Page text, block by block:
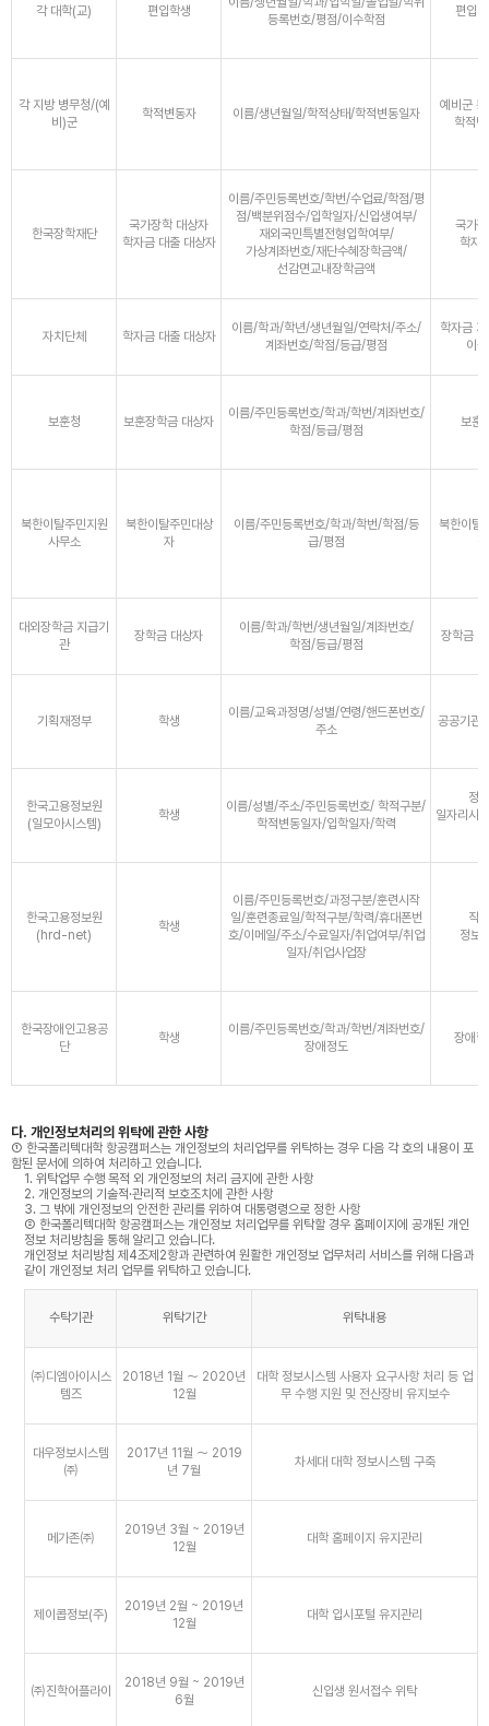
각 대학(교) 편입학생
등록번호/평점/이수학점
편입
각 지방 병무청/(예
비)군
학적변동자 이름/생년월일/학적상태/학적변동일자
예비군
학적
한국장학재단
국가장학 대상자
학자금 대출 대상자
이름/주민등록번호/학번/수업료/학점/평
점/백분위점수/입학일자/신입생여부/
재외국민특별전형입학여부/
가상계좌번호/재단수혜장학금액/
선감면교내장학금액
국가
학자
자치단체 학자금 대출 대상자
이름/학과/학년/생년월일/연락처/주소/
계좌번호/학점/등급/평점
학자금
이
보훈청 보훈장학금 대상자
이름/주민등록번호/학과/학번/계좌번호/
학점/등급/평점
보훈
북한이탈주민지원
사무소
북한이탈주민대상
자
이름/주민등록번호/학과/학번/학점/등
급/평점
북한이탈
대외장학금 지급기
관
장학금 대상자
이름/학과/학번/생년월일/계좌번호/
학점/등급/평점
장학금
기획재정부 학생
이름/교육과정명/성별/연령/핸드폰번호/
주소
공공기관
한국고용정보원
(일모아시스템)
학생
이름/성별/주소/주민등록번호/ 학적구분/
학적변동일자/입학일자/학력
정
일자리사
한국고용정보원
(hrd-net)
학생
이름/주민등록번호/과정구분/훈련시작
일/훈련종료일/학적구분/학력/휴대폰번
호/이메일/주소/수료일자/취업여부/취업
일자/취업사업장
직
정보
한국장애인고용공
단
학생
이름/주민등록번호/학과/학번/계좌번호/
장애정도
장애
다. 개인정보처리의 위탁에 관한 사항
① 한국폴리텍대학 항공캠퍼스는 개인정보의 처리업무를 위탁하는 경우 다음 각 호의 내용이 포
함된 문서에 의하여 처리하고 있습니다.
1. 위탁업무 수행 목적 외 개인정보의 처리 금지에 관한 사항
2. 개인정보의 기술적·관리적 보호조치에 관한 사항
3. 그 밖에 개인정보의 안전한 관리를 위하여 대통령령으로 정한 사항
② 한국폴리텍대학 항공캠퍼스는 개인정보 처리업무를 위탁할 경우 홈페이지에 공개된 개인
정보 처리방침을 통해 알리고 있습니다.
개인정보 처리방침 제4조제2항과 관련하여 원활한 개인정보 업무처리 서비스를 위해 다음과
같이 개인정보 처리 업무를 위탁하고 있습니다.
수탁기관 위탁기간 위탁내용
㈜디엠아이시스
템즈
2018년 1월 ～ 2020년
12월
대학 정보시스템 사용자 요구사항 처리 등 업
무 수행 지원 및 전산장비 유지보수
대우정보시스템
㈜
2017년 11월 ～ 2019
년 7월
차세대 대학 정보시스템 구축
메가존㈜
2019년 3월 ~ 2019년
12월
대학 홈페이지 유지관리
제이콥정보(주)
2019년 2월 ~ 2019년
12월
대학 입시포털 유지관리
㈜진학어플라이
2018년 9월 ~ 2019년
6월
신입생 원서접수 위탁